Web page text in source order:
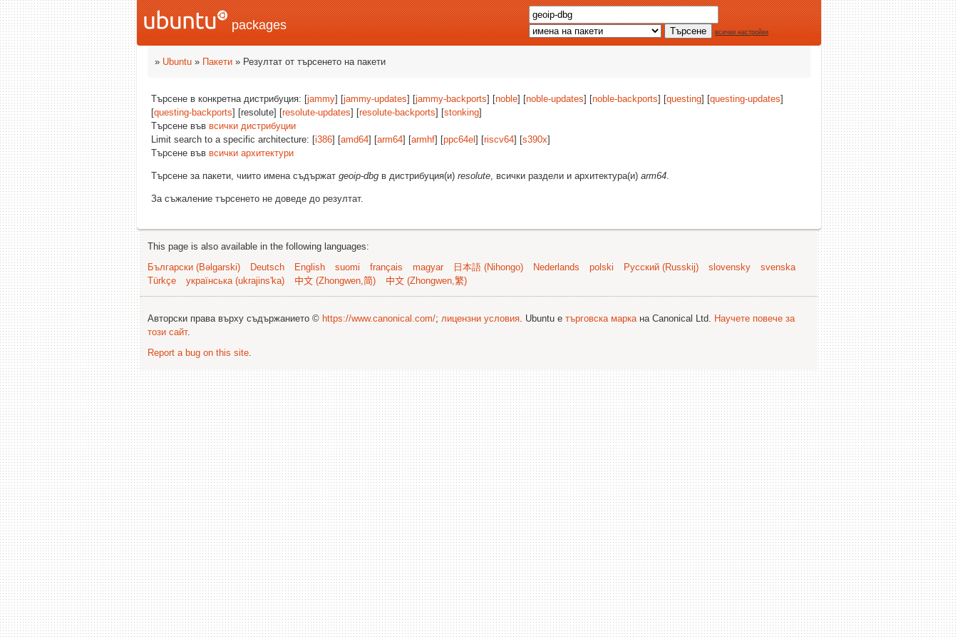
packages всички настройки
» Ubuntu » Пакети » Резултат от търсенето на пакети
Търсене в конкретна дистрибуция: [jammy] [jammy-updates] [jammy-backports] [noble] [noble-updates] [noble-backports] [questing] [questing-updates]
[questing-backports] [resolute] [resolute-updates] [resolute-backports] [stonking]
Търсене във всички дистрибуции
Limit search to a specific architecture: [i386] [amd64] [arm64] [armhf] [ppc64el ] [riscv64] [s390x]
Търсене във всички архитектури
Търсене за пакети, чиито имена съдържат geoip-dbg в дистрибуция(и) resolute, всички раздели и архитектура(и) arm64.
За съжаление търсенето не доведе до резултат.
This page is also available in the following languages:
Български (Bəlgarski)
Deutsch English suomi français magyar 日本語 (Nihongo) Nederlands polski Русский (Russkij) slovensky
svenska
Türkçe
українська (ukrajins'ka) 中文 (Zhongwen,简) 中文 (Zhongwen,繁)
Авторски права върху съдържанието © https://www.canonical.com/; лицензни условия. Ubuntu е търговска маркана Canonical Ltd. Научете повече за
този сайт.
Report a bug on this site.